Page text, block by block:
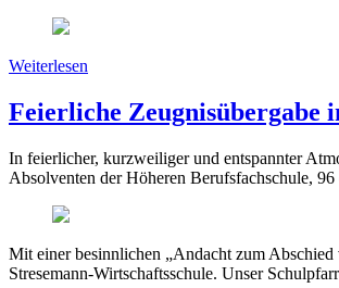
Weiterlesen
Feierliche Zeugnisübergabe
In feierlicher, kurzweiliger und entspannter
Absolventen der Höheren Berufsfachschule,
Mit einer besinnlichen „Andacht zum
Stresemann-Wirtschaftsschule. Unser